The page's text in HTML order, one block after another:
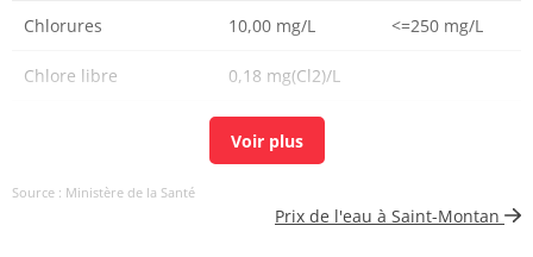
Chlorures 10,00 mg/L <=250 mg/L
Chlore libre 0,18 mg(Cl2)/L
0,25 mg(Cl2)/L
total
Source : Ministère de la Santé
Prix de l'eau à Saint-Montan